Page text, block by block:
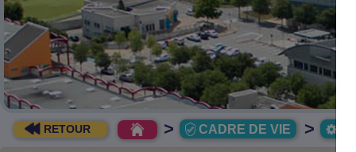
RETOUR > CADRE DE VIE >